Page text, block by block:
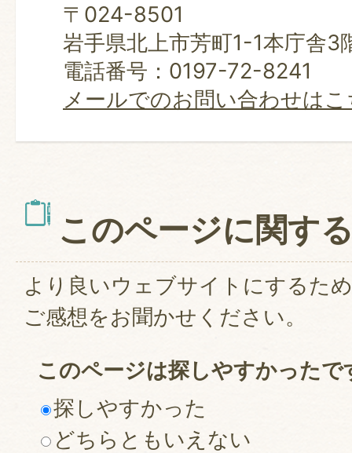
〒024-8501
岩手県北上市芳町1-1本庁舎3
電話番号：0197-72-8241
メールでのお問い合わせは
このページに関す
より良いウェブサイトにするた
ご感想をお聞かせください。
このページは探しやすかったで
探しやすかった
どちらともいえない